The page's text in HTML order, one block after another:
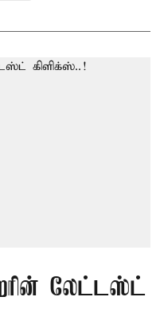
லேட்டஸ்ட்